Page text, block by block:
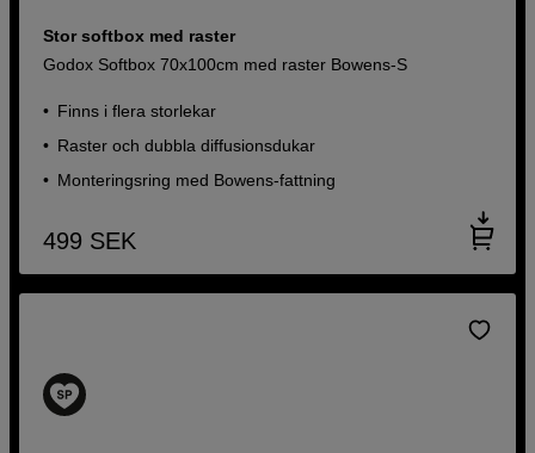
Stor softbox med raster
Godox Softbox 70x100cm med raster Bowens-S
Finns i flera storlekar
Raster och dubbla diffusionsdukar
Monteringsring med Bowens-fattning
499 SEK